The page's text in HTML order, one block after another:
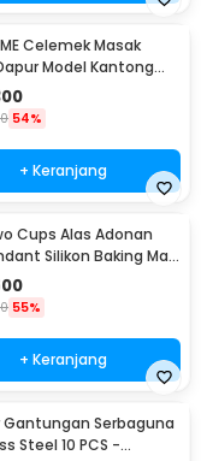
Celemek Masak
Model Kantong
- JJ41
54%
+ Keranjang
Cups Alas Adonan
Silikon Baking Mat
- JJ3873
55%
+ Keranjang
Gantungan Serbaguna
Steel 10 PCS -